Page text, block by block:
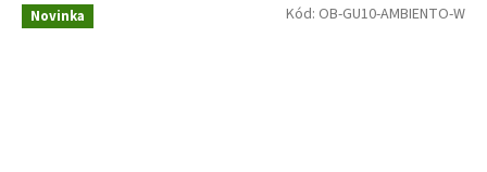
Novinka Kód: OB-GU10-AMBIENTO-W